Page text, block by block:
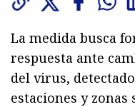
La medida busca
respuesta ante
del virus,
estaciones y